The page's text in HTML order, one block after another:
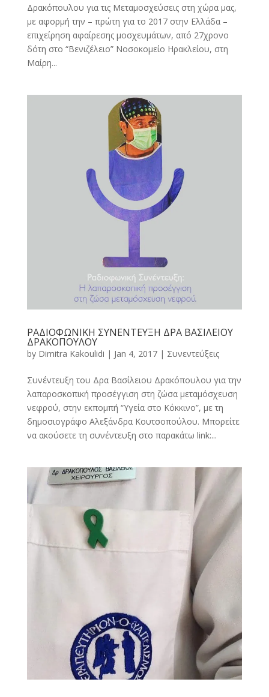
Δρακόπουλου για τις Μεταμοσχεύσεις στη χώρα μας,
με αφορμή την – πρώτη για το 2017 στην Ελλάδα –
επιχείρηση αφαίρεσης μοσχευμάτων, από 27χρονο
δότη στο “Βενιζέλειο” Νοσοκομείο Ηρακλείου, στη
Μαίρη...
ΡΑΔΙΟΦΩΝΙΚΗ ΣΥΝΕΝΤΕΥΞΗ ΔΡΑ ΒΑΣΙΛΕΙΟΥ
ΔΡΑΚΟΠΟΥΛΟΥ
by Dimitra Kakoulidi | Jan 4, 2017| Συνεντεύξεις
Συνέντευξη του Δρα Βασίλειου Δρακόπουλου για την
λαπαροσκοπική προσέγγιση στη ζώσα μεταμόσχευση
νεφρού, στην εκπομπή “Υγεία στο Κόκκινο”, με τη
δημοσιογράφο Αλεξάνδρα Κουτσοπούλου. Μπορείτε
να ακούσετε τη συνέντευξη στο παρακάτω link:...